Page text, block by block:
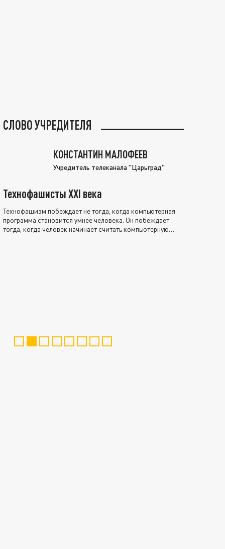
СЛОВО УЧРЕДИТЕЛЯ
КОНСТАНТИН МАЛОФЕЕВ
Учредитель телеканала "Царьград"
Технофашисты XXI века
Технофашизм побеждает не тогда, когда компьютерная
программа становится умнее человека. Он побеждает
тогда, когда человек начинает считать компьютерную